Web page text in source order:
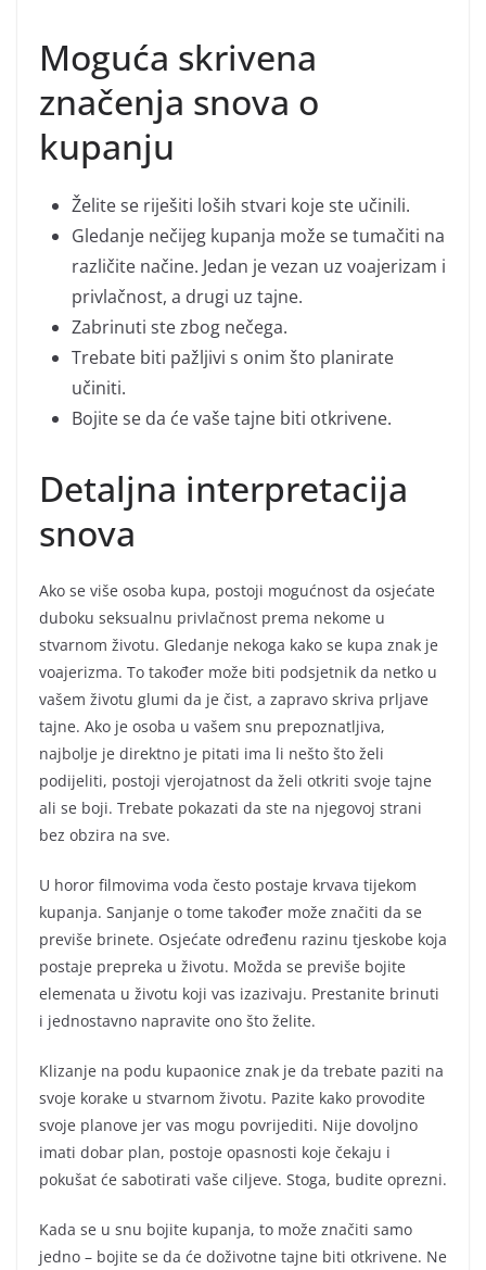
Moguća skrivena
značenja snova o
kupanju
Želite se riješiti loših stvari koje ste učinili.
Gledanje nečijeg kupanja može se tumačiti na
različite načine. Jedan je vezan uz voajerizam i
privlačnost, a drugi uz tajne.
Zabrinuti ste zbog nečega.
Trebate biti pažljivi s onim što planirate
učiniti.
Bojite se da će vaše tajne biti otkrivene.
Detaljna interpretacija
snova
Ako se više osoba kupa, postoji mogućnost da osjećate
duboku seksualnu privlačnost prema nekome u
stvarnom životu. Gledanje nekoga kako se kupa znak je
voajerizma. To također može biti podsjetnik da netko u
vašem životu glumi da je čist, a zapravo skriva prljave
tajne. Ako je osoba u vašem snu prepoznatljiva,
najbolje je direktno je pitati ima li nešto što želi
podijeliti, postoji vjerojatnost da želi otkriti svoje tajne
ali se boji. Trebate pokazati da ste na njegovoj strani
bez obzira na sve.
U horor filmovima voda često postaje krvava tijekom
kupanja. Sanjanje o tome također može značiti da se
previše brinete. Osjećate određenu razinu tjeskobe koja
postaje prepreka u životu. Možda se previše bojite
elemenata u životu koji vas izazivaju. Prestanite brinuti
i jednostavno napravite ono što želite.
Klizanje na podu kupaonice znak je da trebate paziti na
svoje korake u stvarnom životu. Pazite kako provodite
svoje planove jer vas mogu povrijediti. Nije dovoljno
imati dobar plan, postoje opasnosti koje čekaju i
pokušat će sabotirati vaše ciljeve. Stoga, budite oprezni.
Kada se u snu bojite kupanja, to može značiti samo
jedno – bojite se da će doživotne tajne biti otkrivene. Ne